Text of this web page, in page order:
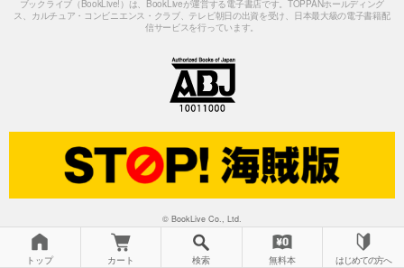
ブックライブ（BookLive!）は、BookLiveが運営する電子書店です。TOPPANホールディング
ス、カルチュア・コンビニエンス・クラブ、テレビ朝日の出資を受け、日本最大級の電子書籍配
信サービスを行っています。
© BookLive Co., Ltd.
トップ カート 検索 無料本 はじめての方へ